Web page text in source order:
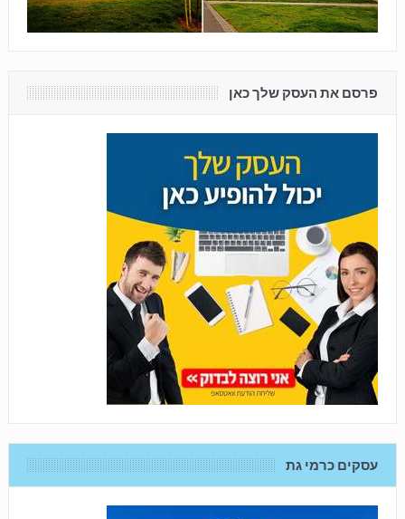
פרסם את העסק שלך כאן
עסקים כרמי גת